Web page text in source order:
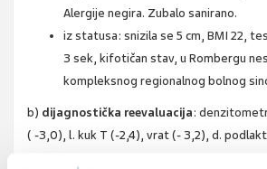
Alergije negira. Zubalo sanirano.
iz statusa: snizila se 5 cm, BMI 22,
3 sek, kifotičan stav, u Rombergu
kompleksnog regionalnog bolnog
b) dijagnostička reevaluacija:
( -3,0), l. kuk T (-2,4), vrat (- 3,2), d.